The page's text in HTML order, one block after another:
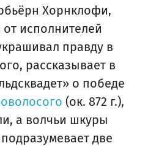
Хорнклофи,
исполнителей
правду в
рассказывает в
о победе
(ок. 872 г.),
а волчьи шкуры
две